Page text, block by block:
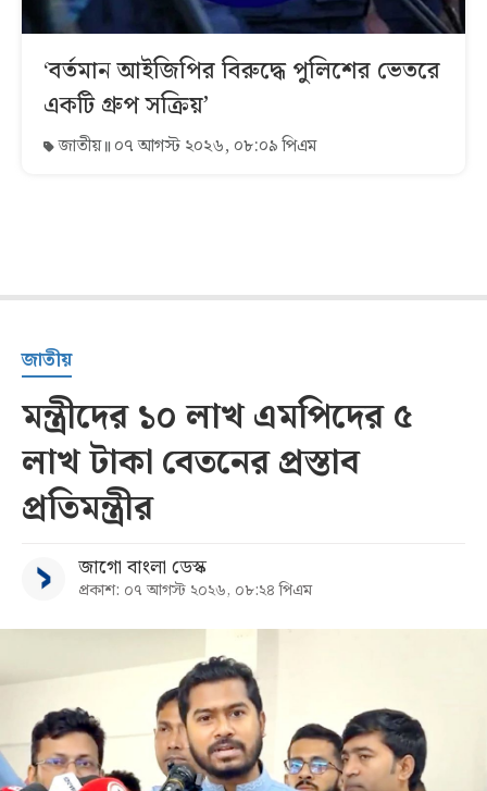
‘বর্তমান আইজিপির বিরুদ্ধে পুলিশের ভেতরে
একটি গ্রুপ সক্রিয়’
জাতীয় ০৭ আগস্ট ২০২৬, ০৮:০৯ পিএম
জাতীয়
মন্ত্রীদের ১০ লাখ এমপিদের ৫
লাখ টাকা বেতনের প্রস্তাব
প্রতিমন্ত্রীর
জাগো বাংলা ডেস্ক
প্রকাশ: ০৭ আগস্ট ২০২৬, ০৮:২৪ পিএম